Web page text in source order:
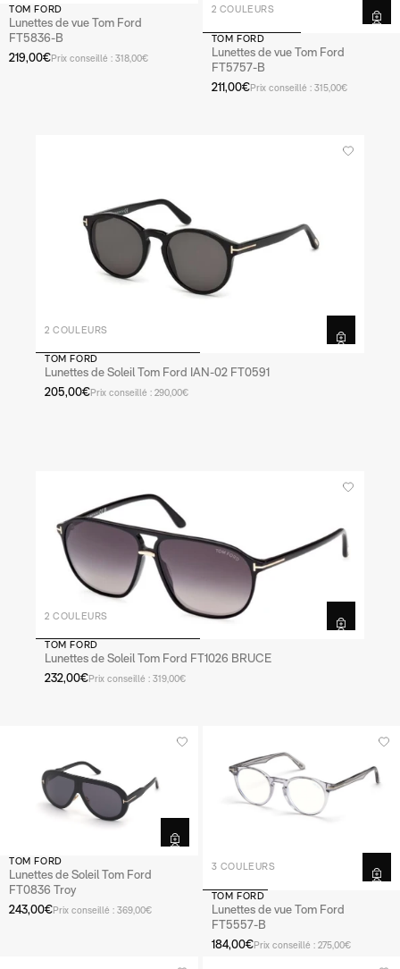
TOM FORD
Lunettes de vue Tom Ford
FT5836-B
219,00€Prix conseillé : 318,00€
2 COULEURS
TOM FORD
Lunettes de vue Tom Ford
FT5757-B
211,00€Prix conseillé : 315,00€
2 COULEURS
TOM FORD
Lunettes de Soleil Tom Ford IAN-02 FT0591
205,00€Prix conseillé : 290,00€
2 COULEURS
TOM FORD
Lunettes de Soleil Tom Ford FT1026 BRUCE
232,00€Prix conseillé : 319,00€
TOM FORD
Lunettes de Soleil Tom Ford
FT0836 Troy
243,00€Prix conseillé : 369,00€
3 COULEURS
TOM FORD
Lunettes de vue Tom Ford
FT5557-B
184,00€Prix conseillé : 275,00€